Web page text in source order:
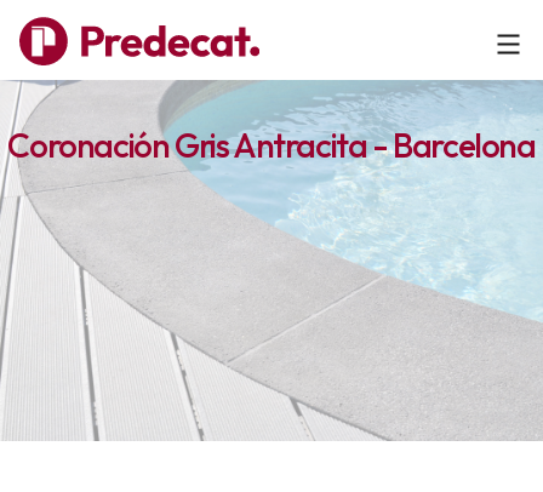
Coronación Gris Antracita - Barcelona